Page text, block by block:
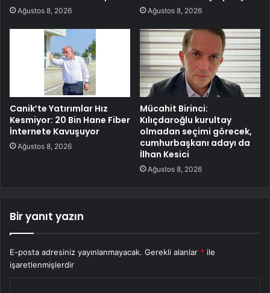
Ağustos 8, 2026 Ağustos 8, 2026
Canik’te Yatırımlar Hız
Kesmiyor: 20 Bin Hane Fiber
İnternete Kavuşuyor
Ağustos 8, 2026
Mücahit Birinci:
Kılıçdaroğlu kurultay
olmadan seçimi görecek,
cumhurbaşkanı adayı da
İlhan Kesici
Ağustos 8, 2026
Bir yanıt yazın
E-posta adresiniz yayınlanmayacak. Gerekli alanlar * ile
işaretlenmişlerdir